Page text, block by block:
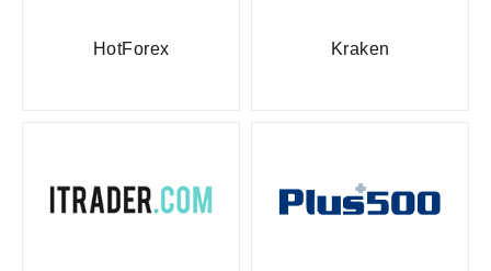
HotForex Kraken